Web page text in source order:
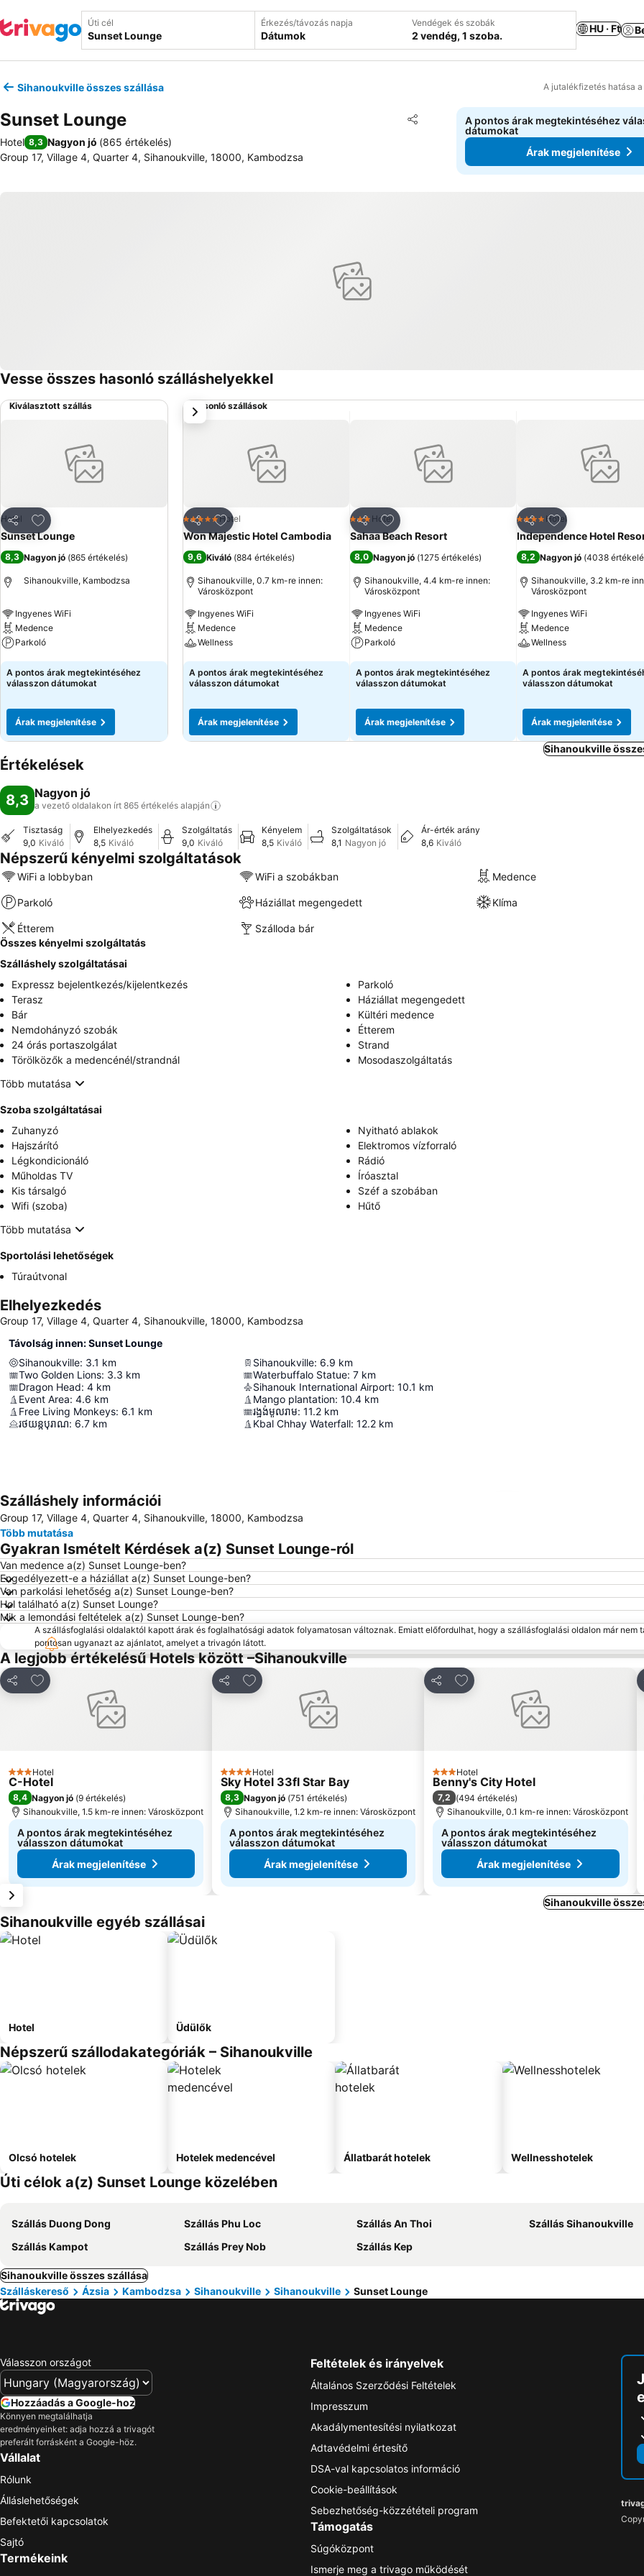
Úti cél Érkezés/távozás napja
Dátumok
Vendégek és szobák
2 vendég, 1 szoba.
HU · Ft
Sihanoukville összes szállása A jutalékfizetés hatása
Sunset Lounge Megosztás
Hozzáadás a kedvencekhez
Hotel 8,3 Nagyon jó (865 értékelés)
Group 17, Village 4, Quarter 4, Sihanoukville, 18000, Kambodzsa
A pontos árak megtekintéséhez
dátumokat
Árak megjelenítése
Vesse összes hasonló szálláshelyekkel
Kiválasztott szállás
Megosztás
Hozzáadás a kedvencekhez
Hotel
Sunset Lounge
8,3 Nagyon jó (865 értékelés)
Sihanoukville, Kambodzsa
Ingyenes WiFi
Medence
Parkoló
Árak megjelenítése
A pontos árak megtekintéséhez
válasszon dátumokat
Árak megjelenítése
Hasonló szállások
Megosztás
Hozzáadás a kedvencekhez
5 KategóriaHotel
Won Majestic Hotel Cambodia
9,6 Kiváló (884 értékelés)
Sihanoukville, 0.7 km-re innen:
Városközpont
Ingyenes WiFi
Medence
Wellness
Árak megjelenítése
A pontos árak megtekintéséhez
válasszon dátumokat
Árak megjelenítése
Megosztás
Hozzáadás a kedvencekhez
3 Kategória
Hotel
Sahaa Beach Resort
8,0 Nagyon jó (1275 értékelés)
Sihanoukville, 4.4 km-re innen:
Városközpont
Ingyenes WiFi
Medence
Parkoló
Árak megjelenítése
A pontos árak megtekintéséhez
válasszon dátumokat
Árak megjelenítése
Megosztás
Hozzáadás a
4 Kategória
Hotel
Independence Hotel
8,2 Nagyon jó (4038
Sihanoukville, 3.2 km-re
Városközpont
Ingyenes WiFi
Medence
Wellness
Árak megjelenítése
A pontos árak
válasszon dátumokat
Árak megjelenítése
következő
Sihanoukville
Értékelések
8,3 Nagyon jó
a vezető oldalakon írt 865 értékelés alapján
Tisztaság
9,0 Kiváló
Elhelyezkedés
8,5 Kiváló
Szolgáltatás
9,0 Kiváló
Kényelem
8,5 Kiváló
Szolgáltatások
8,1 Nagyon jó
Ár-érték arány
8,6 Kiváló
Népszerű kényelmi szolgáltatások
WiFi a lobbyban WiFi a szobákban Medence
Parkoló Háziállat megengedett Klíma
Étterem
Szálloda bár
Összes kényelmi szolgáltatás
Szálláshely szolgáltatásai
Expressz bejelentkezés/kijelentkezés
Parkoló
Terasz
Háziállat megengedett
Bár
Kültéri medence
Nemdohányzó szobák
Étterem
24 órás portaszolgálat
Strand
Törölközők a medencénél/strandnál
Mosodaszolgáltatás
Több mutatása
Szoba szolgáltatásai
Zuhanyzó
Nyitható ablakok
Hajszárító
Elektromos vízforraló
Légkondicionáló
Rádió
Műholdas TV
Íróasztal
Kis társalgó
Széf a szobában
Wifi (szoba)
Hűtő
Több mutatása
Sportolási lehetőségek
Túraútvonal
Elhelyezkedés
Group 17, Village 4, Quarter 4, Sihanoukville, 18000, Kambodzsa
Távolság innen: Sunset Lounge
Sihanoukville: 3.1 km
Two Golden Lions: 3.3 km
Dragon Head: 4 km
Event Area: 4.6 km
Free Living Monkeys: 6.1 km
រថយន្តបុរាណ: 6.7 km
Sihanoukville: 6.9 km
Waterbuffalo Statue: 7 km
Sihanouk International Airport: 10.1 km
Mango plantation: 10.4 km
រង្វង់មូលរាម: 11.2 km
Kbal Chhay Waterfall: 12.2 km
Szálláshely információi
Group 17, Village 4, Quarter 4, Sihanoukville, 18000, Kambodzsa
Több mutatása
Gyakran Ismételt Kérdések a(z) Sunset Lounge-ról
Van medence a(z) Sunset Lounge-ben?
Engedélyezett-e a háziállat a(z) Sunset Lounge-ben?
Van parkolási lehetőség a(z) Sunset Lounge-ben?
Hol található a(z) Sunset Lounge?
Mik a lemondási feltételek a(z) Sunset Lounge-ben?
A szállásfoglalási oldalaktól kapott árak és foglalhatósági adatok folyamatosan változnak. Emiatt előfordulhat, hogy a szállásfoglalási oldalon már nem
pontosan ugyanazt az ajánlatot, amelyet a trivagón látott.
A legjobb értékelésű Hotels között –Sihanoukville
Megosztás
Hozzáadás a kedvencekhez
3 Kategória
Hotel
C-Hotel
8,4 Nagyon jó (9 értékelés)
Sihanoukville, 1.5 km-re innen: Városközpont
A pontos árak megtekintéséhez
válasszon dátumokat
Árak megjelenítése
Megosztás
Hozzáadás a kedvencekhez
4 Kategória
Hotel
Sky Hotel 33fl Star Bay
8,3 Nagyon jó (751 értékelés)
Sihanoukville, 1.2 km-re innen: Városközpont
A pontos árak megtekintéséhez
válasszon dátumokat
Árak megjelenítése
Megosztás
Hozzáadás a kedvencekhez
3 Kategória
Hotel
Benny's City Hotel
7,2 (494 értékelés)
Sihanoukville, 0.1 km-re innen: Városközpont
A pontos árak megtekintéséhez
válasszon dátumokat
Árak megjelenítése
Sihanoukville
Sihanoukville egyéb szállásai
Hotel Üdülők
Népszerű szállodakategóriák – Sihanoukville
Olcsó hotelek Hotelek medencével Állatbarát hotelek Wellnesshotelek
Úti célok a(z) Sunset Lounge közelében
Szállás Duong Dong Szállás Phu Loc Szállás An Thoi
Szállás Sihanoukville
Szállás Kampot
Szállás Prey Nob Szállás Kep
Sihanoukville összes szállása
Szálláskereső
Ázsia Kambodzsa Sihanoukville Sihanoukville Sunset Lounge
Válasszon országot
Hozzáadás a Google-hoz
Könnyen megtalálhatja
eredményeinket: adja hozzá a trivagót
preferált forrásként a Google-höz.
Vállalat
Rólunk
Álláslehetőségek
Befektetői kapcsolatok
Sajtó
Termékeink
Feltételek és irányelvek
Általános Szerződési Feltételek
Impresszum
Akadálymentesítési nyilatkozat
Adtavédelmi értesítő
DSA-val kapcsolatos információ
Cookie-beállítások
Sebezhetőség-közzétételi program
Támogatás
Súgóközpont
Ismerje meg a trivago működését